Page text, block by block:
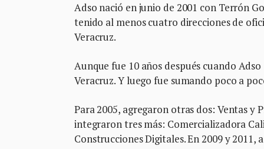
Adso nació en junio de 2001 con Terrón
tenido al menos cuatro direcciones de
Veracruz.
Aunque fue 10 años después cuando
Veracruz. Y luego fue sumando poco a
Para 2005, agregaron otras dos: Ventas y
integraron tres más: Comercializadora
Construcciones Digitales. En 2009 y